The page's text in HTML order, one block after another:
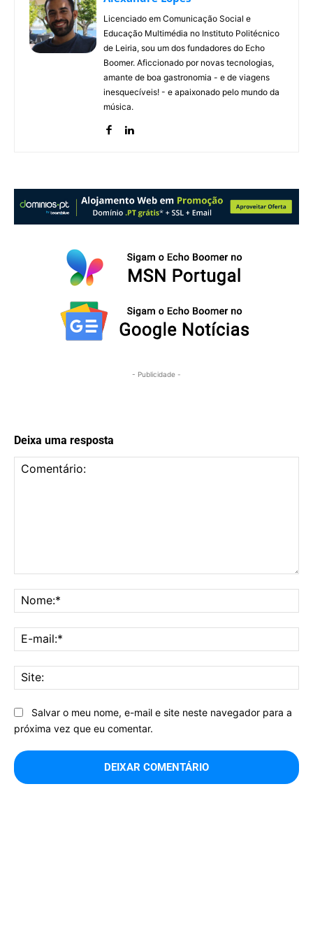
Licenciado em Comunicação Social e
Educação Multimédia no Instituto Politécnico
de Leiria, sou um dos fundadores do Echo
Boomer. Aficcionado por novas tecnologias,
amante de boa gastronomia - e de viagens
inesquecíveis! - e apaixonado pelo mundo da
música.
- Publicidade -
Deixa uma resposta
Salvar o meu nome, e-mail e site neste navegador para a
próxima vez que eu comentar.